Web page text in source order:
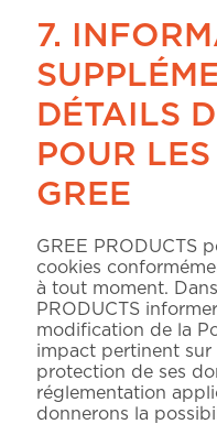
7.
DÉTAILS
POUR
GREE
GREE PRODUCTS
cookies
à tout moment.
PRODUCTS
modification de la
impact pertinent sur
protection de ses
réglementation
donnerons la